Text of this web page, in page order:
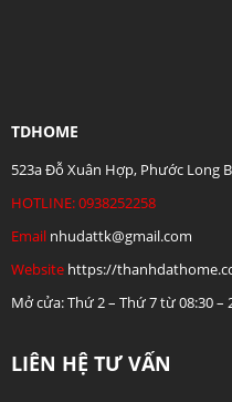
TDHOME
523a Đỗ Xuân Hợp, Phước Long
HOTLINE: 0938252258
Email nhudattk@gmail.com
Website https://
Mở cửa: Thứ 2 – Thứ 7 từ 08:30 –
LIÊN HỆ TƯ VẤN